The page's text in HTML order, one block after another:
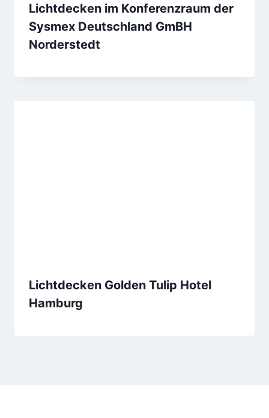
Lichtdecken im Konferenzraum der
Sysmex Deutschland GmBH
Norderstedt
Lichtdecken Golden Tulip Hotel
Hamburg